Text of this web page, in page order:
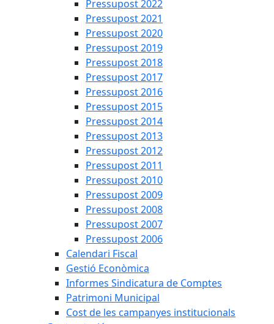
Pressupost 2022
Pressupost 2021
Pressupost 2020
Pressupost 2019
Pressupost 2018
Pressupost 2017
Pressupost 2016
Pressupost 2015
Pressupost 2014
Pressupost 2013
Pressupost 2012
Pressupost 2011
Pressupost 2010
Pressupost 2009
Pressupost 2008
Pressupost 2007
Pressupost 2006
Calendari Fiscal
Gestió Econòmica
Informes Sindicatura de Comptes
Patrimoni Municipal
Cost de les campanyes institucionals